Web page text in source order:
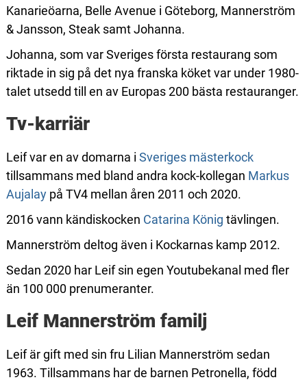
Kanarieöarna, Belle Avenue i Göteborg, Mannerström
& Jansson, Steak samt Johanna.
Johanna, som var Sveriges första restaurang som
riktade in sig på det nya franska köket var under 1980-
talet utsedd till en av Europas 200 bästa restauranger.
Tv-karriär
Leif var en av domarna i Sveriges mästerkock
tillsammans med bland andra kock-kollegan Markus
Aujalaypå TV4 mellan åren 2011 och 2020.
2016 vann kändiskocken Catarina König tävlingen.
Mannerström deltog även i Kockarnas kamp 2012.
Sedan 2020 har Leif sin egen Youtubekanal med fler
än 100 000 prenumeranter.
Leif Mannerström familj
Leif är gift med sin fru Lilian Mannerström sedan
1963. Tillsammans har de barnen Petronella, född